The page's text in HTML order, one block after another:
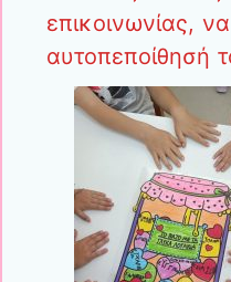
επικοινωνίας,
αυτοπεποίθησή